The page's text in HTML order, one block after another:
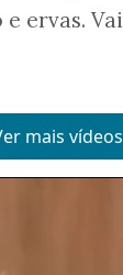
ervas. Vai
mais vídeos